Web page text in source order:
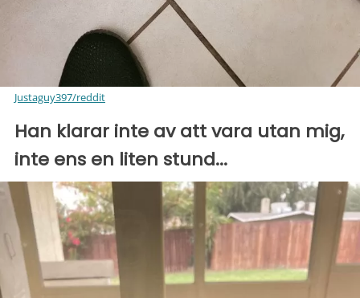
Justaguy397/reddit
Han klarar inte av att vara utan mig,
inte ens en liten stund...